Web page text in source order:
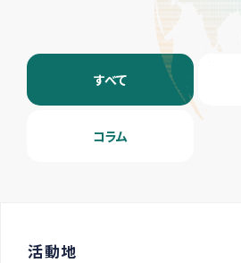
すべて
コラム
活動地